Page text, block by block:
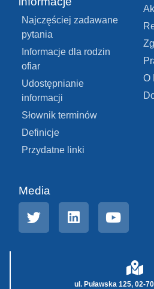
Najczęściej zadawane
pytania
Informacje dla rodzin
ofiar
Udostępnianie
informacji
Słownik terminów
Definicje
Przydatne linki
O
Media
ul. Puławska 125, 02-